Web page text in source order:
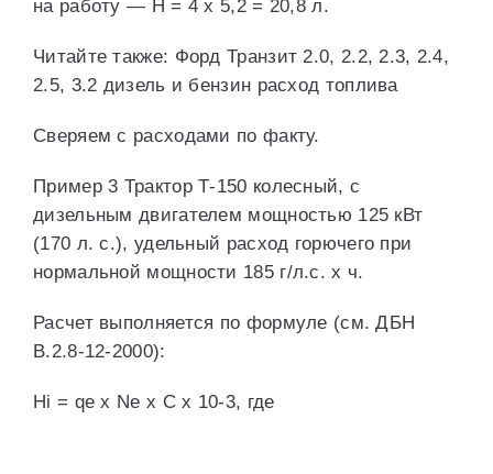
на работу — Н = 4 х 5,2 = 20,8 л.
Читайте также: Форд Транзит 2.0, 2.2, 2.3, 2.4,
2.5, 3.2 дизель и бензин расход топлива
Сверяем с расходами по факту.
Пример 3 Трактор Т-150 колесный, с
дизельным двигателем мощностью 125 кВт
(170 л. с.), удельный расход горючего при
нормальной мощности 185 г/л.с. x ч.
Расчет выполняется по формуле (см. ДБН
В.2.8-12-2000):
Hi = qe х Ne х C х 10-3, где